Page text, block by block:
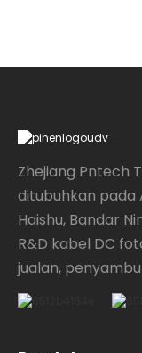
Zhejiang Pntech
ditubuhkan pada
Haishu, Bandar
R&D kabel DC
jualan,